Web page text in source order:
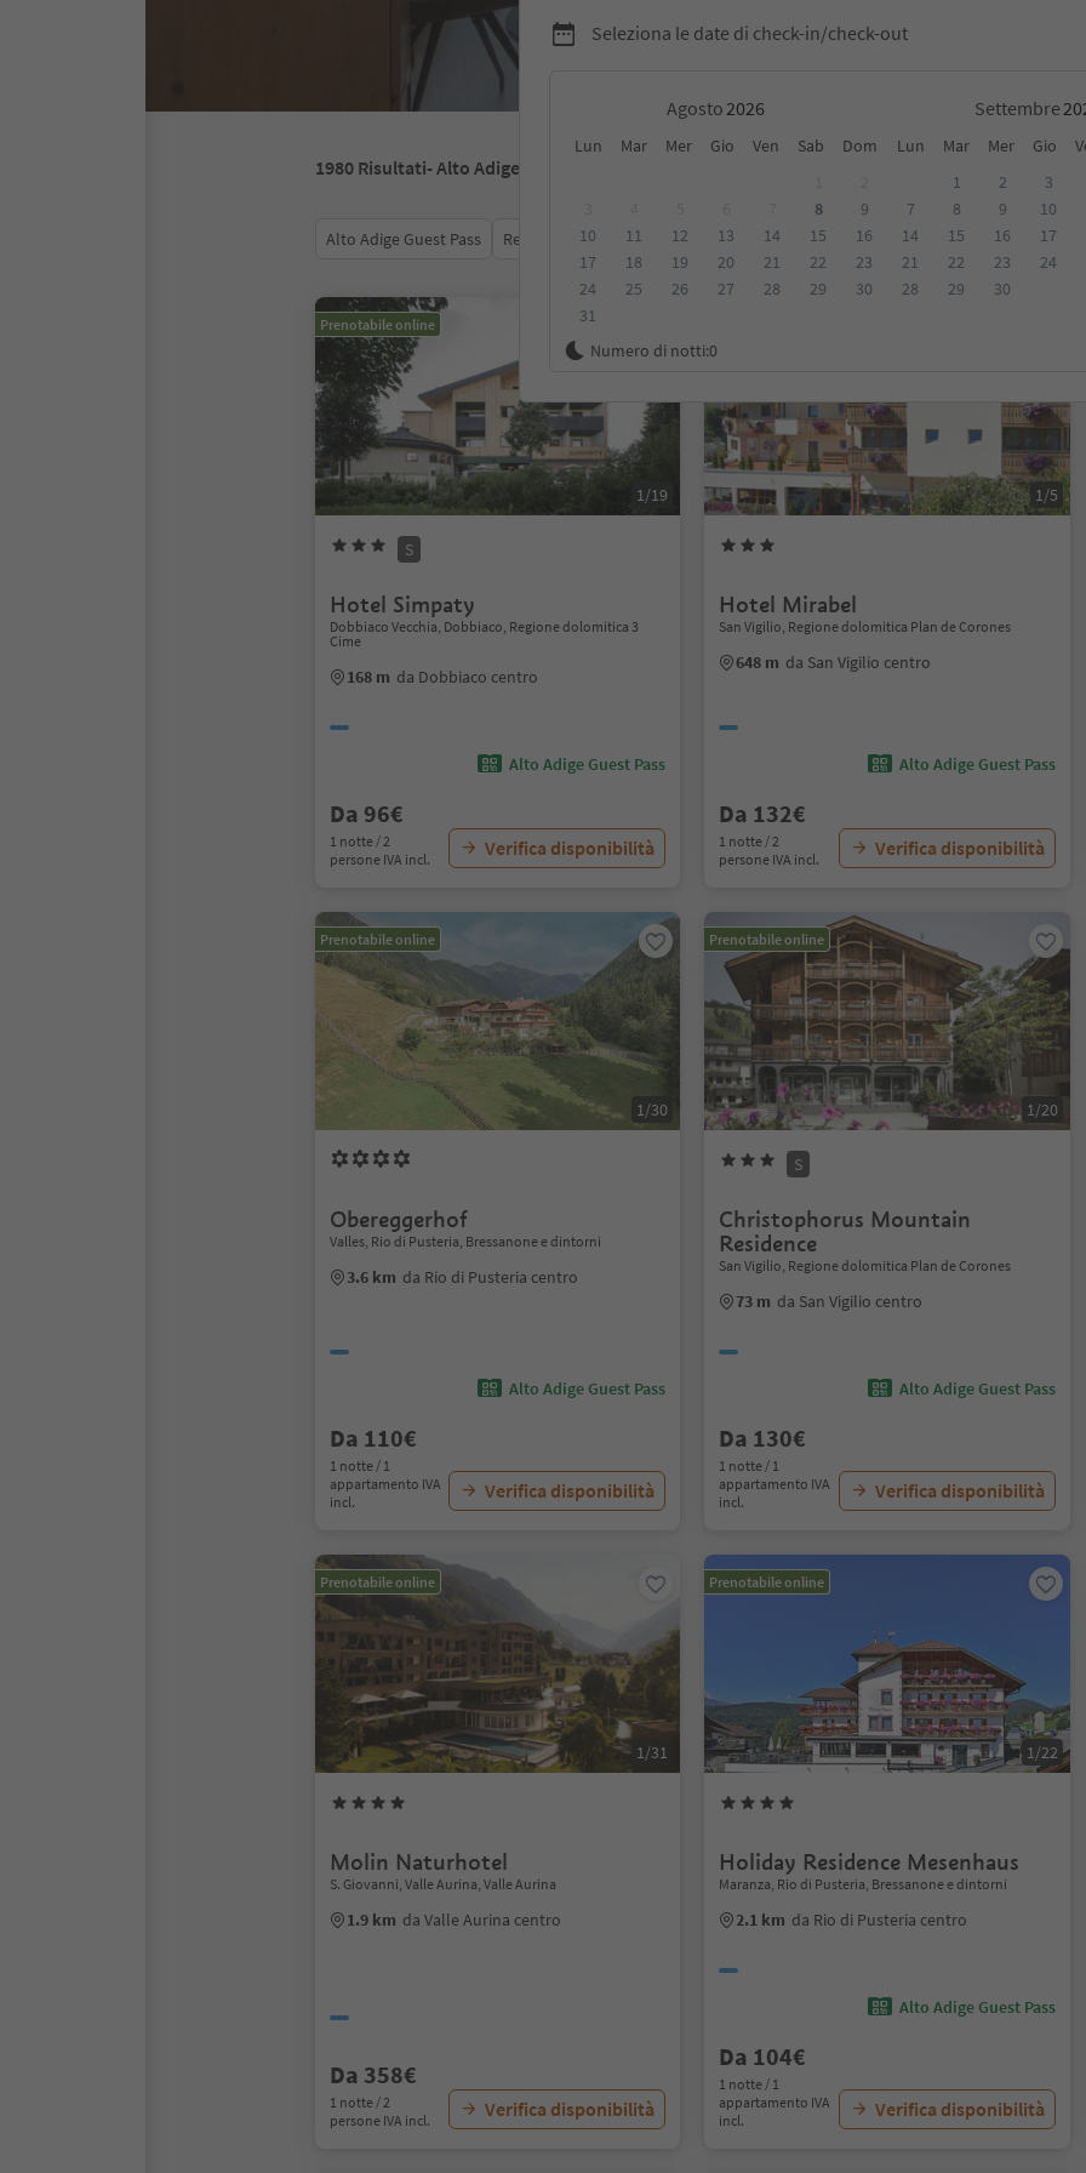
Seleziona le date di check-in/check-out
Agosto Settembre
Lun Mar Mer Gio Ven Sab Dom Lun Mar Mer Gio
8
9
10
11 12 13 14 15
16
17
18 19 20 21 22
23
24
25 26 27 28 29
30
31
1 2
3
7
8 9
10
14
15 16
17
21
22 23
24
28
29 30
Numero di notti:0
1980 Risultati- Alto Adige
Alto Adige Guest Pass Recensioni Categoria Trattamento Alloggi sostenibili
Prenotabile online
1/19
S
Hotel Simpaty
Dobbiaco Vecchia, Dobbiaco, Regione dolomitica 3
Cime
168 m da Dobbiaco centro
Alto Adige Guest Pass
Da 96€
1 notte / 2
persone IVA incl.
Verifica disponibilità
1/5
Hotel Mirabel
San Vigilio, Regione dolomitica Plan de Corones
648 m da San Vigilio centro
Alto Adige Guest Pass
Da 132€
1 notte / 2
persone IVA incl.
Verifica disponibilità
Prenotabile online
1/30
Obereggerhof
Valles, Rio di Pusteria, Bressanone e dintorni
3.6 km da Rio di Pusteria centro
Alto Adige Guest Pass
Da 110€
1 notte / 1
appartamento IVA
incl.
Verifica disponibilità
Prenotabile online
1/20
S
Christophorus Mountain
Residence
San Vigilio, Regione dolomitica Plan de Corones
73 m da San Vigilio centro
Alto Adige Guest Pass
Da 130€
1 notte / 1
appartamento IVA
incl.
Verifica disponibilità
Prenotabile online
1/31
Molin Naturhotel
S. Giovanni, Valle Aurina, Valle Aurina
1.9 km da Valle Aurina centro
Da 358€
1 notte / 2
persone IVA incl.
Verifica disponibilità
Prenotabile online
1/22
Holiday Residence Mesenhaus
Maranza, Rio di Pusteria, Bressanone e dintorni
2.1 km da Rio di Pusteria centro
Alto Adige Guest Pass
Da 104€
1 notte / 1
appartamento IVA
incl.
Verifica disponibilità